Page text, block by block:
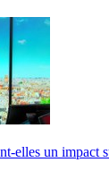
elles un impact